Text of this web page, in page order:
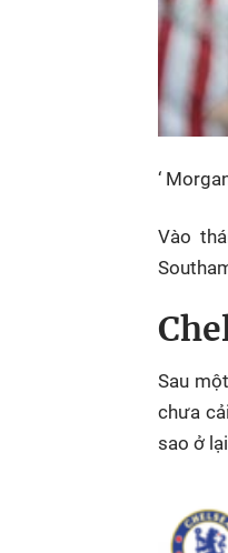
‘
Vào
Sau
chưa
sao ở